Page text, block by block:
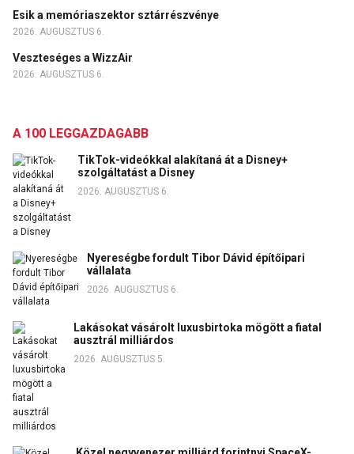
Esik a memóriaszektor sztárrészvénye
2026. AUGUSZTUS 6.
Veszteséges a WizzAir
2026. AUGUSZTUS 6.
A 100 LEGGAZDAGABB
TikTok-videókkal alakítaná át a Disney+
szolgáltatást a Disney
2026. AUGUSZTUS 6.
Nyereségbe fordult Tibor Dávid építőipari
vállalata
2026. AUGUSZTUS 6.
Lakásokat vásárolt luxusbirtoka mögött a fiatal
ausztrál milliárdos
2026. AUGUSZTUS 5.